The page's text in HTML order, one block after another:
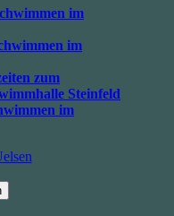
im
im
zum
Steinfeld
im